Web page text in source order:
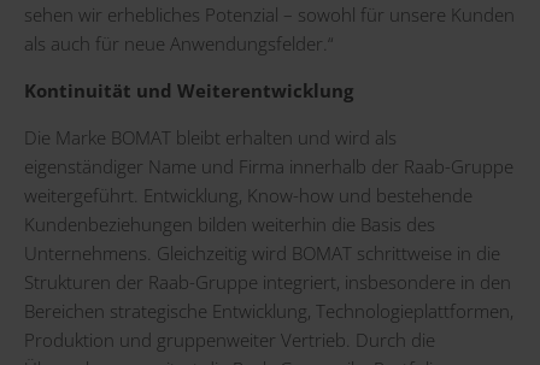
sehen wir erhebliches Potenzial – sowohl für unsere Kunden
als auch für neue Anwendungsfelder.“
Kontinuität und Weiterentwicklung
Die Marke BOMAT bleibt erhalten und wird als
eigenständiger Name und Firma innerhalb der Raab-Gruppe
weitergeführt. Entwicklung, Know-how und bestehende
Kundenbeziehungen bilden weiterhin die Basis des
Unternehmens. Gleichzeitig wird BOMAT schrittweise in die
Strukturen der Raab-Gruppe integriert, insbesondere in den
Bereichen strategische Entwicklung, Technologieplattformen,
Produktion und gruppenweiter Vertrieb. Durch die